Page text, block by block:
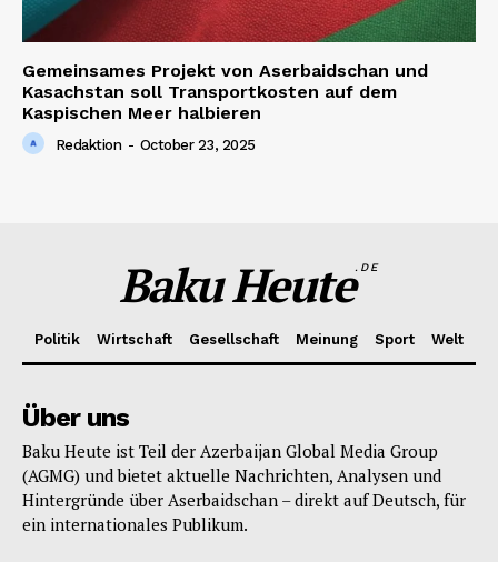
Gemeinsames Projekt von Aserbaidschan und
Kasachstan soll Transportkosten auf dem
Kaspischen Meer halbieren
Redaktion - October 23, 2025
Baku Heute.DE
Politik Wirtschaft Gesellschaft Meinung Sport Welt
Über uns
Baku Heute ist Teil der Azerbaijan Global Media Group
(AGMG) und bietet aktuelle Nachrichten, Analysen und
Hintergründe über Aserbaidschan – direkt auf Deutsch, für
ein internationales Publikum.